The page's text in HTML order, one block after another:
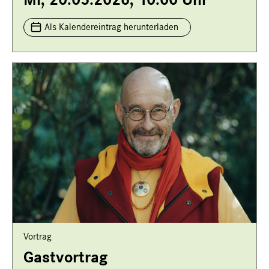
Als Kalendereintrag herunterladen
Vortrag
Gastvortrag